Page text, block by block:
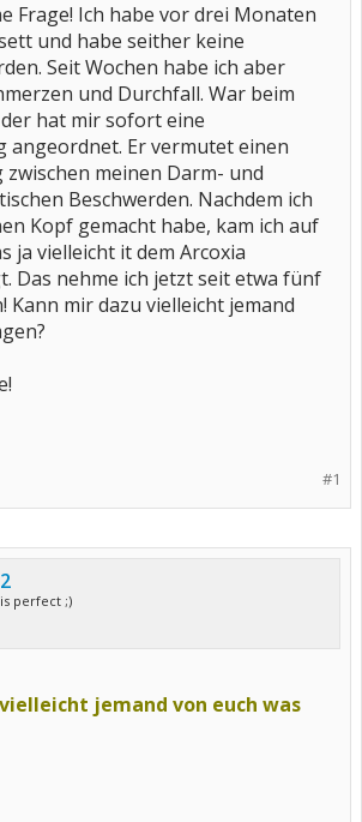
Frage! Ich habe vor drei Monaten
und habe seither keine
Seit Wochen habe ich aber
und Durchfall. War beim
hat mir sofort eine
angeordnet. Er vermutet einen
zwischen meinen Darm- und
Beschwerden. Nachdem ich
Kopf gemacht habe, kam ich auf
ja vielleicht it dem Arcoxia
Das nehme ich jetzt seit etwa fünf
Kann mir dazu vielleicht jemand
#1
perfect ;)
jemand von euch was